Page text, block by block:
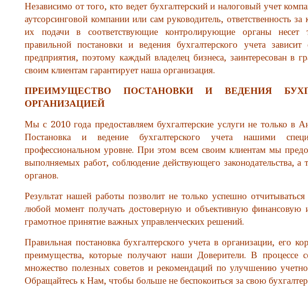
Независимо от того, кто ведет бухгалтерский и налоговый учет
аутсорсинговой компании или сам руководитель, ответственность за
их подачи в соответствующие контролирующие органы несет
правильной постановки и ведения бухгалтерского учета
предприятия, поэтому каждый владелец бизнеса, заинтересован в
своим клиентам гарантирует наша организация.
ПРЕИМУЩЕСТВО ПОСТАНОВКИ И ВЕДЕНИЯ
ОРГАНИЗАЦИЕЙ
Мы с 2010 года предоставляем бухгалтерские услуги не только в
Постановка и ведение бухгалтерского учета нашими
профессиональном уровне. При этом всем своим клиентам мы
выполняемых работ, соблюдение действующего законодательства,
органов.
Результат нашей работы позволит не только успешно
любой момент получать достоверную и объективную финансовую
грамотное принятие важных управленческих решений.
Правильная постановка бухгалтерского учета в организации, его
преимущества, которые получают наши Доверители. В процессе
множество полезных советов и рекомендаций по улучшению
Обращайтесь к Нам, чтобы больше не беспокоиться за свою